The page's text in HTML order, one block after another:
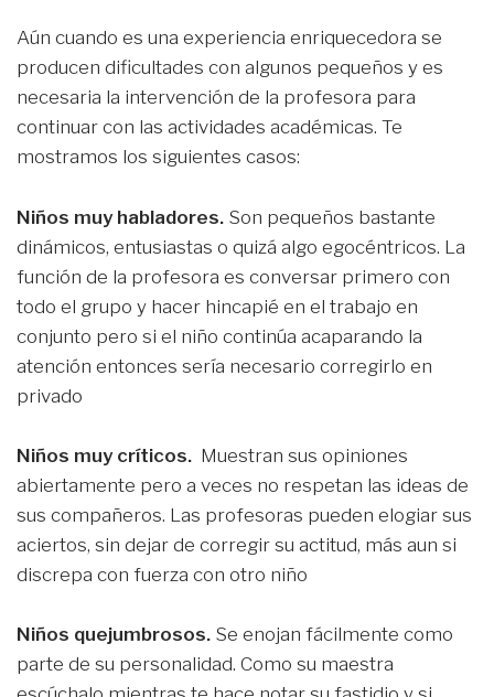
Aún cuando es una experiencia enriquecedora se
producen dificultades con algunos pequeños y es
necesaria la intervención de la profesora para
continuar con las actividades académicas. Te
mostramos los siguientes casos:
Niños muy habladores. Son pequeños bastante
dinámicos, entusiastas o quizá algo egocéntricos. La
función de la profesora es conversar primero con
todo el grupo y hacer hincapié en el trabajo en
conjunto pero si el niño continúa acaparando la
atención entonces sería necesario corregirlo en
privado
Niños muy críticos. Muestran sus opiniones
abiertamente pero a veces no respetan las ideas de
sus compañeros. Las profesoras pueden elogiar sus
aciertos, sin dejar de corregir su actitud, más aun si
discrepa con fuerza con otro niño
Niños quejumbrosos. Se enojan fácilmente como
parte de su personalidad. Como su maestra